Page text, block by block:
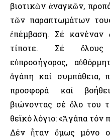
βιοτικῶν ἀναγκῶν,
τῶν παραπτωμάτων
ἐπέμβαση. Σέ κανέναν
τίποτε. Σέ ὅλους
εὐπροσήγορος,
ἀγάπη καί συμπάθεια,
προσφορά καί
βιώνοντας σέ ὅλο του
θεϊκό λόγιο: «Ἀγάπα τόν
Δέν ἦταν ὅμως μόνο